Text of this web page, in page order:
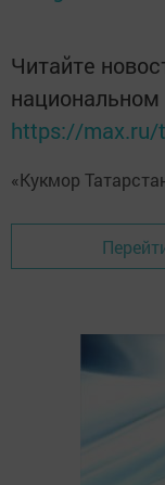
Читайте
https://max.ru/
«Кукмор